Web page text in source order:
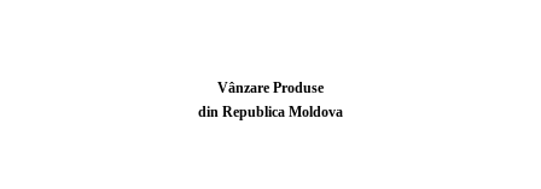
Vânzare Produse
din Republica Moldova